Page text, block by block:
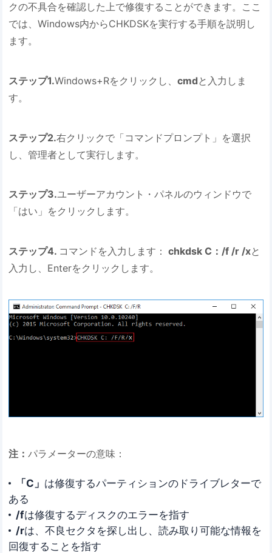
クの不具合を確認した上で修復することができます。ここ
では、Windows内からCHKDSKを実行する手順を説明し
ます。
ステップ1.Windows+Rをクリックし、cmdと入力しま
す。
ステップ2.右クリックで「コマンドプロンプト」を選択
し、管理者として実行します。
ステップ3.ユーザーアカウント・パネルのウィンドウで
「はい」をクリックします。
ステップ4. コマンドを入力します： chkdsk C：/f /r /xと
入力し、Enterをクリックします。
注：パラメーターの意味：
「C」 は修復するパーティションのドライブレターで
ある
/fは修復するディスクのエラーを指す
/rは、不良セクタを探し出し、読み取り可能な情報を
回復することを指す